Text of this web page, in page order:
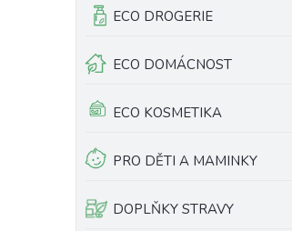
n
n
ECO DROGERIE
ECO DOMÁCNOST
ECO KOSMETIKA
PRO DĚTI A MAMINKY
DOPLŇKY STRAVY